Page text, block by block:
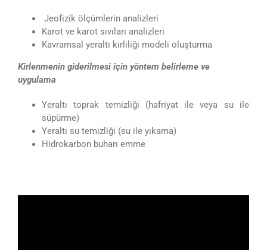
Jeofizik ölçümlerin analizleri
Karot ve karot sıvıları analizleri
Kavramsal yeraltı kirliliği modeli oluşturma
Kirlenmenin giderilmesi için yöntem belirleme ve
uygulama
Yeraltı toprak temizliği (hafriyat ile veya su ile
süpürme)
Yeraltı su temizliği (su ile yıkama)
Hidrokarbon buharı emme